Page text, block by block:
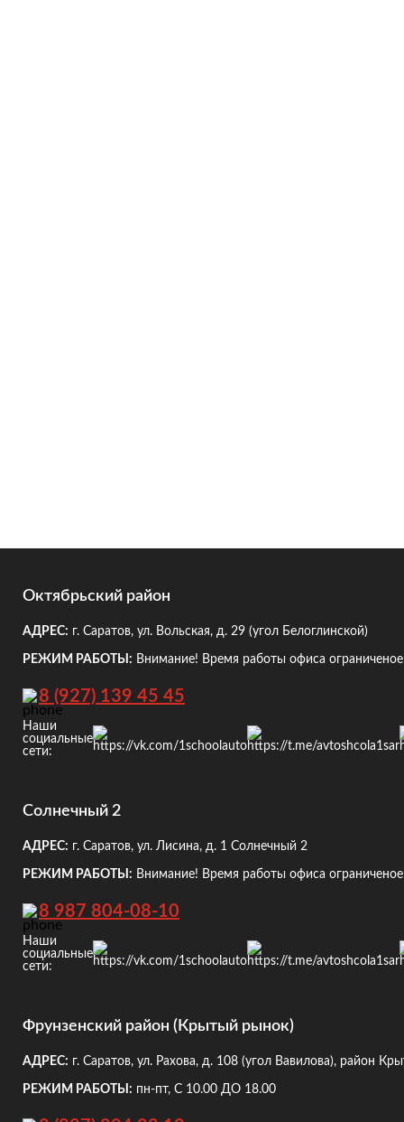
Октябрьский район
АДРЕС: г. Саратов, ул. Вольская, д. 29 (угол Белоглинской)
РЕЖИМ РАБОТЫ: Внимание! Время работы офиса
8 (927) 139 45 45
Наши
социальные
сети:
Солнечный 2
АДРЕС: г. Саратов, ул. Лисина, д. 1 Солнечный 2
РЕЖИМ РАБОТЫ: Внимание! Время работы офиса
8 987 804-08-10
Наши
социальные
сети:
Фрунзенский район (Крытый рынок)
АДРЕС: г. Саратов, ул. Рахова, д. 108 (угол Вавилова), район
РЕЖИМ РАБОТЫ: пн-пт, С 10.00 ДО 18.00